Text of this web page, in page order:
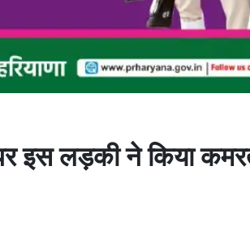
इस लड़की ने किया